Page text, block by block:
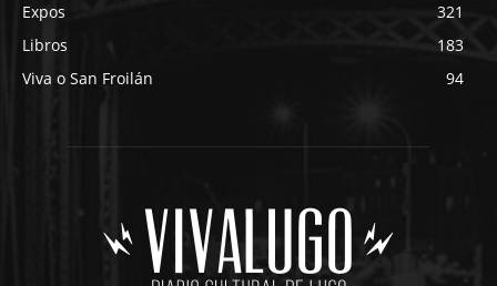
Expos
321
Libros
183
Viva o San Froilán
94